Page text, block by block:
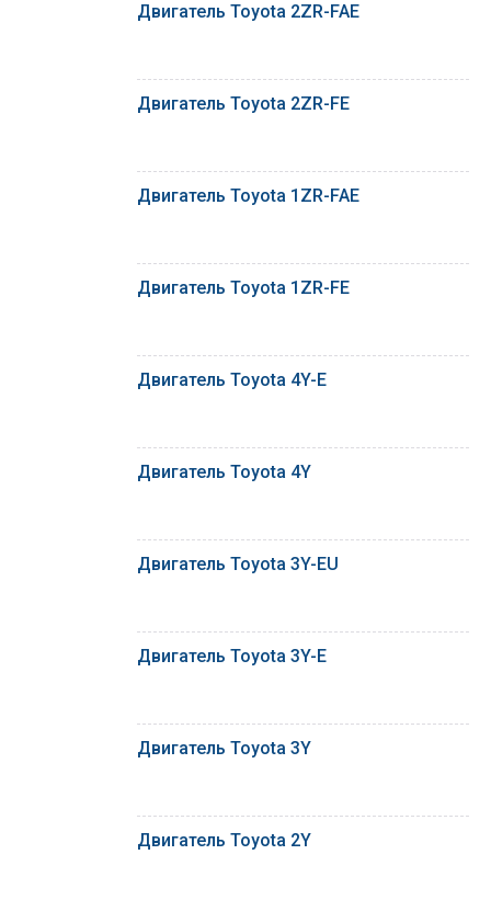
Двигатель Toyota 2ZR-FAE
Двигатель Toyota 2ZR-FE
Двигатель Toyota 1ZR-FAE
Двигатель Toyota 1ZR-FE
Двигатель Toyota 4Y-E
Двигатель Toyota 4Y
Двигатель Toyota 3Y-EU
Двигатель Toyota 3Y-E
Двигатель Toyota 3Y
Двигатель Toyota 2Y